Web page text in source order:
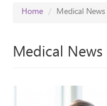
Home Medical
Medical